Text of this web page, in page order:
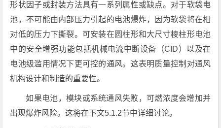
形状因子或封装方法具有一系列属性或缺点。对于软袋电
池，不可能由内部压力引起的电池爆炸，因为软袋将在相
对低的压力下撕裂。可安装在圆柱形和大尺寸棱柱形电池
中的安全增强功能包括机械电流中断设备（CID）以及在
电池级滥用情况下更可控的通风。这表明质量控制对通风
机构设计和制造的重要性。
如果电池，模块或系统通风失败，可燃浓度会增加并
出现爆炸风险。这将在下文5.1.2节中详细讨论。